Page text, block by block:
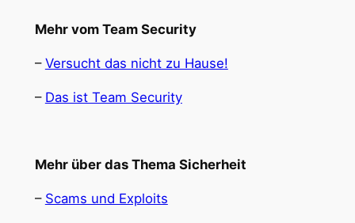
Mehr vom Team Security
– Versucht das nicht zu Hause!
– Das ist Team Security
Mehr über das Thema Sicherheit
– Scams und Exploits